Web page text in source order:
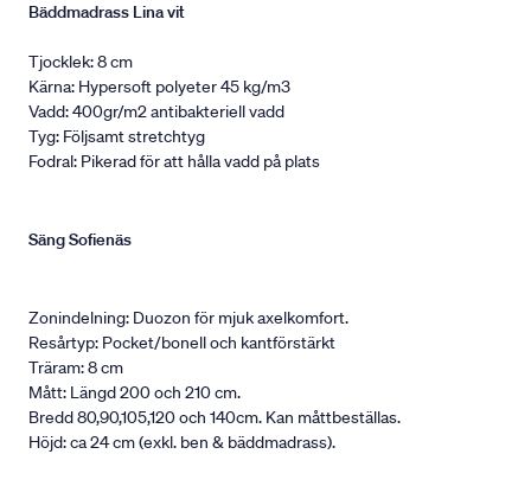
Bäddmadrass Lina vit
Tjocklek: 8 cm
Kärna: Hypersoft polyeter 45 kg/m3
Vadd: 400gr/m2 antibakteriell vadd
Tyg: Följsamt stretchtyg
Fodral: Pikerad för att hålla vadd på plats
Säng Sofienäs
Zonindelning: Duozon för mjuk axelkomfort.
Resårtyp: Pocket/bonell och kantförstärkt
Träram: 8 cm
Mått: Längd 200 och 210 cm.
Bredd 80,90,105,120 och 140cm. Kan måttbeställas.
Höjd: ca 24 cm (exkl. ben & bäddmadrass).